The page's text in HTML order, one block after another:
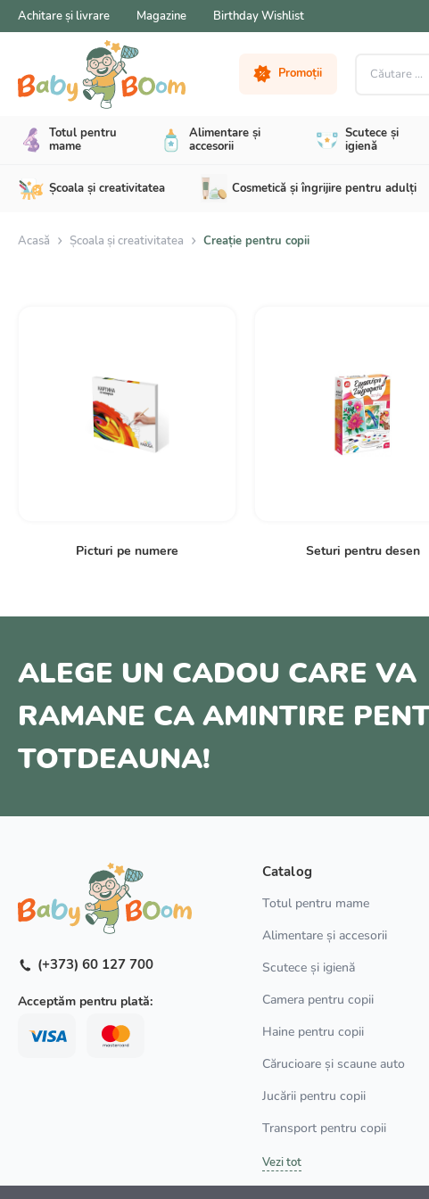
Achitare și livrare Magazine Birthday Wishlist
Promoții
Totul pentru
mame
Alimentare și
accesorii
Scutece și
igienă
Școala și creativitatea Cosmetică și îngrijire pentru adulți
Acasă Școala și creativitatea Creație pentru copii
Picturi pe numere Seturi pentru desen
ALEGE UN CADOU CARE VA
RAMANE CA AMINTIRE
TOTDEAUNA!
(+373) 60 127 700
Acceptăm pentru plată:
Catalog
Totul pentru mame
Alimentare și accesorii
Scutece și igienă
Camera pentru copii
Haine pentru copii
Cărucioare și scaune auto
Jucării pentru copii
Transport pentru copii
Vezi tot